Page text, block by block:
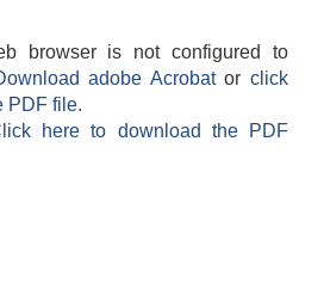
browser is not configured to
adobe Acrobatorclick
PDF file.
here to download the PDF